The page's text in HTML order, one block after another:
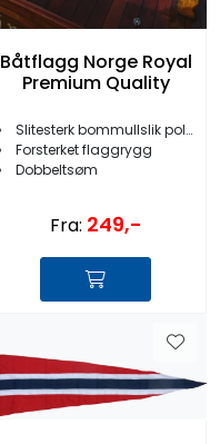
Båtflagg Norge Royal
Premium Quality
Slitesterk bommullslik polyester
Forsterket flaggrygg
Dobbeltsøm
Fra: 249,-